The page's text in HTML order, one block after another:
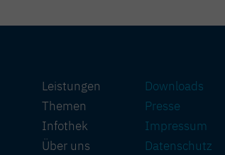
Leistungen
Themen
Infothek
Über uns
Downloads
Presse
Impressum
Datenschutz